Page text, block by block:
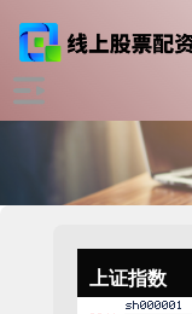
上证指数